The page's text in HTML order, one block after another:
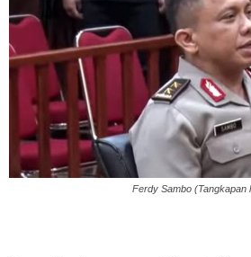
Ferdy Sambo (Tangkapan